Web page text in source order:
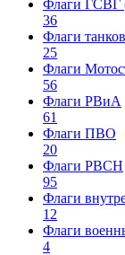
Флаги ГСВГ
36
Флаги
25
Флаги
56
Флаги РВиА
61
Флаги ПВО
20
Флаги РВСН
95
Флаги
12
Флаги
4